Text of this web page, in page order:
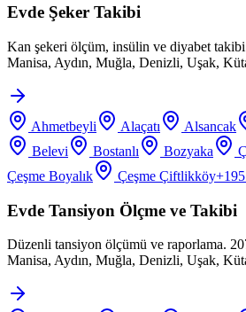
Evde Şeker Takibi
Kan şekeri ölçüm, insülin ve diyabet
Manisa, Aydın, Muğla, Denizli, Uşak,
Ahmetbeyli Alaçatı Alsancak
Belevi
Bostanlı Bozyaka
Çeşme Boyalık
Çeşme Çiftlikköy+195
Evde Tansiyon Ölçme ve Takibi
Düzenli tansiyon ölçümü ve raporlama.
Manisa, Aydın, Muğla, Denizli, Uşak,